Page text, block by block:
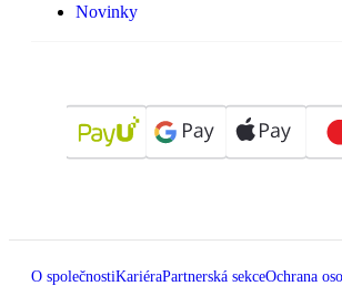
Novinky
O společnostiKariéraPartnerská sekceOchrana